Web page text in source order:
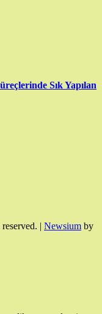
Sık Yapılan
| Newsium by